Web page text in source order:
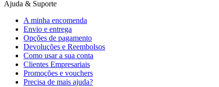
Ajuda & Suporte
A minha encomenda
Envio e entrega
Opções de pagamento
Devoluções e Reembolsos
Como usar a sua conta
Clientes Empresariais
Promoções e vouchers
Precisa de mais ajuda?